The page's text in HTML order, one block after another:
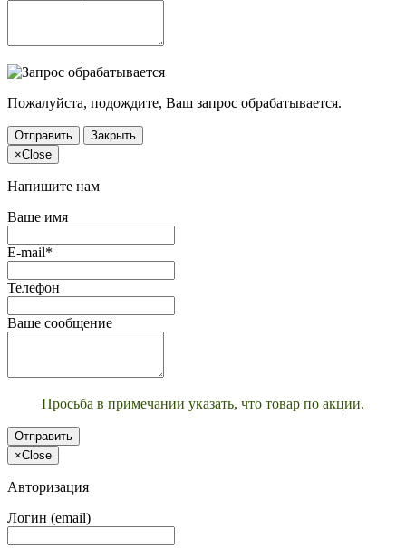
Пожалуйста, подождите, Ваш запрос обрабатывается.
Отправить
Закрыть
×Close
Напишите нам
Ваше имя
E-mail*
Телефон
Ваше сообщение
Просьба в примечании указать, что товар по акции.
Отправить
×Close
Авторизация
Логин (email)